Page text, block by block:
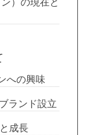
への興味
ランド設立
成長